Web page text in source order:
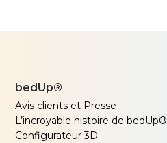
bedUp®
Avis clients et Presse
L’incroyable histoire de bedUp®
Configurateur 3D